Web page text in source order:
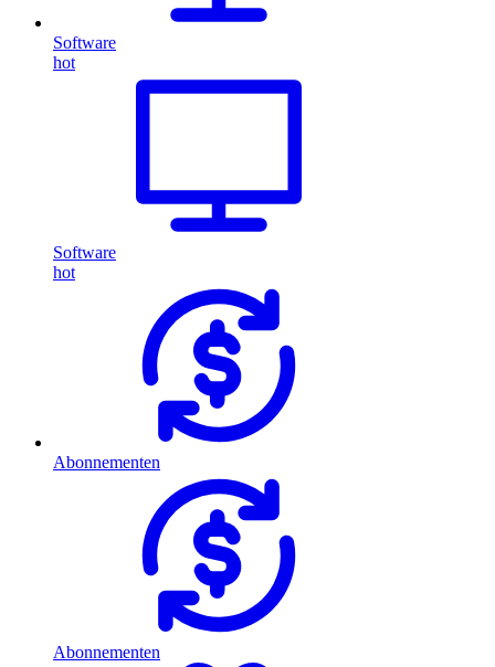
Software
hot
Software
hot
Abonnementen
Abonnementen